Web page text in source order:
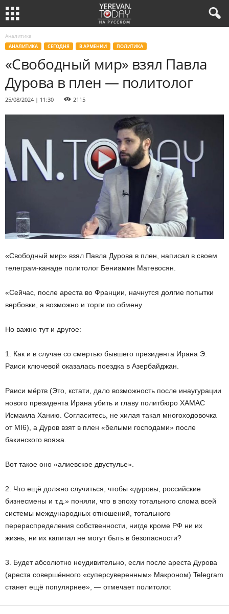
Аналитика
АНАЛИТИКА СЕГОДНЯ В АРМЕНИИ ПОЛИТИКА
«Свободный мир» взял Павла
Дурова в плен — политолог
25/08/2024 | 11:30 2115
«Свободный мир» взял Павла Дурова в плен, написал в своем
телеграм-канаде политолог Бениамин Матевосян.
«Сейчас, после ареста во Франции, начнутся долгие попытки
вербовки, а возможно и торги по обмену.
Но важно тут и другое:
1. Как и в случае со смертью бывшего президента Ирана Э.
Раиси ключевой оказалась поездка в Азербайджан.
Раиси мёртв (Это, кстати, дало возможность после инаугурации
нового президента Ирана убить и главу политбюро ХАМАС
Исмаила Ханию. Согласитесь, не хилая такая многоходовочка
от MI6), а Дуров взят в плен «белыми господами» после
бакинского вояжа.
Вот такое оно «алиевское двустулье».
2. Что ещё должно случиться, чтобы «дуровы, российские
бизнесмены и т.д.» поняли, что в эпоху тотального слома всей
системы международных отношений, тотального
перераспределения собственности, нигде кроме РФ ни их
жизнь, ни их капитал не могут быть в безопасности?
3. Будет абсолютно неудивительно, если после ареста Дурова
(ареста совершённого «суперсуверенным» Макроном) Telegram
станет ещё популярнее», — отмечает политолог.